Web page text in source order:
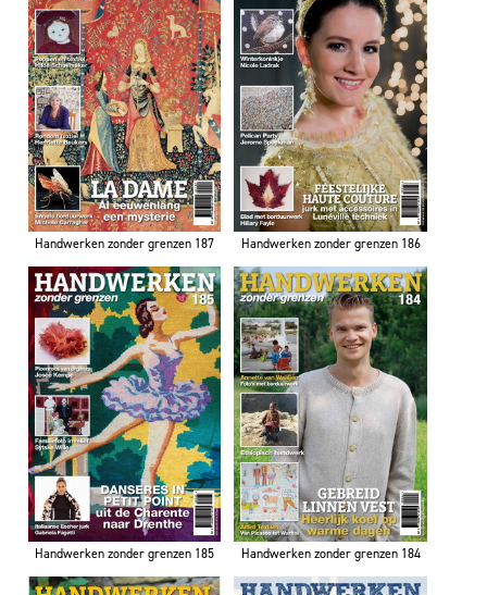
Handwerken zonder grenzen 187 Handwerken zonder grenzen 186
Handwerken zonder grenzen 185 Handwerken zonder grenzen 184